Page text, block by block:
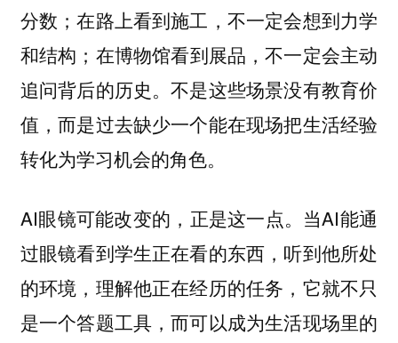
分数；在路上看到施工，不一定会想到力学
和结构；在博物馆看到展品，不一定会主动
追问背后的历史。不是这些场景没有教育价
值，而是过去缺少一个能在现场把生活经验
转化为学习机会的角色。
AI眼镜可能改变的，正是这一点。当AI能通
过眼镜看到学生正在看的东西，听到他所处
的环境，理解他正在经历的任务，它就不只
是一个答题工具，而可以成为生活现场里的